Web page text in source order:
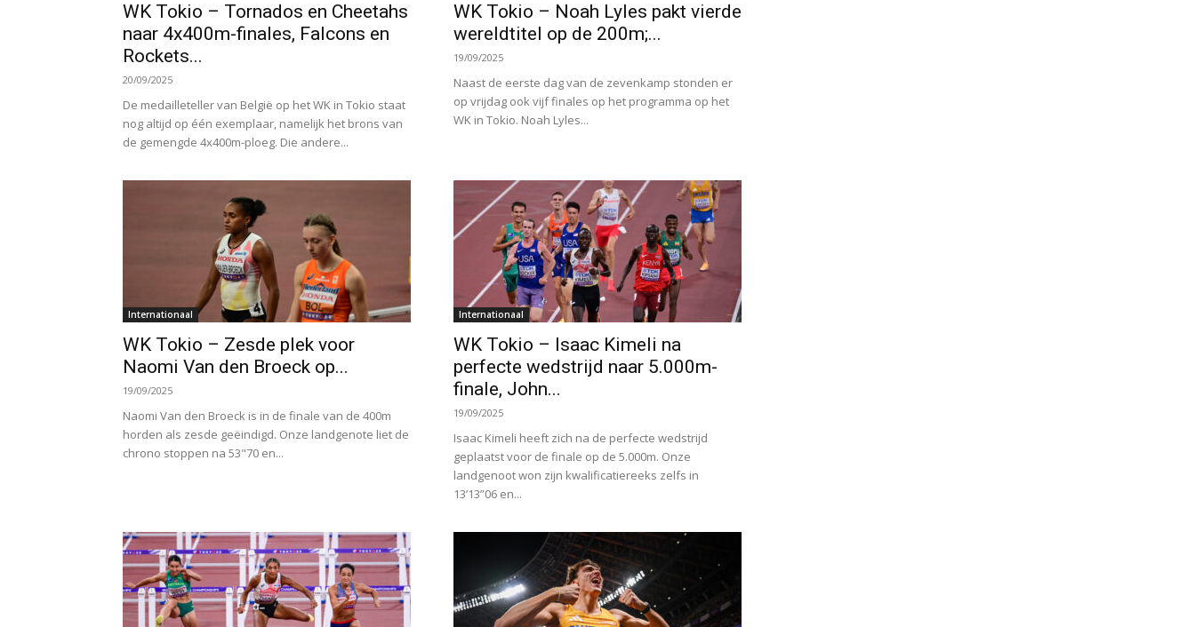
WK Tokio – Tornados en Cheetahs
naar 4x400m-finales, Falcons en
Rockets...
20/09/2025
De medailleteller van België op het WK in Tokio staat
nog altijd op één exemplaar, namelijk het brons van
de gemengde 4x400m-ploeg. Die andere...
WK Tokio – Noah Lyles pakt vierde
wereldtitel op de 200m;...
19/09/2025
Naast de eerste dag van de zevenkamp stonden er
op vrijdag ook vijf finales op het programma op het
WK in Tokio. Noah Lyles...
Internationaal
WK Tokio – Zesde plek voor
Naomi Van den Broeck op...
19/09/2025
Naomi Van den Broeck is in de finale van de 400m
horden als zesde geëindigd. Onze landgenote liet de
chrono stoppen na 53"70 en...
Internationaal
WK Tokio – Isaac Kimeli na
perfecte wedstrijd naar 5.000m-
finale, John...
19/09/2025
Isaac Kimeli heeft zich na de perfecte wedstrijd
geplaatst voor de finale op de 5.000m. Onze
landgenoot won zijn kwalificatiereeks zelfs in
13’13”06 en...